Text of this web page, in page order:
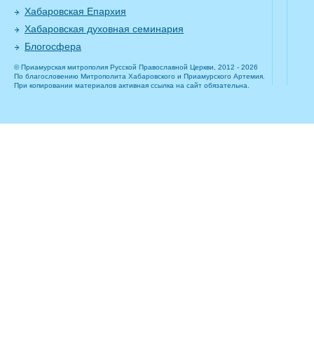
Хабаровская Епархия
Хабаровская духовная семинария
Блогосфера
© Приамурская митрополия Русской Православной Церкви, 2012 - 2026
По благословению Митрополита Хабаровского и Приамурского Артемия.
При копировании материалов активная ссылка на сайт обязательна.